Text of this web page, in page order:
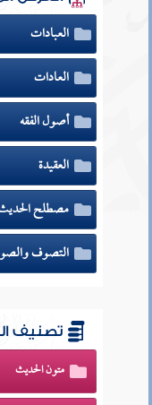
العبادات
العادات
أصول الفقه
العقيدة
مصطلح
التصوف
تصنيف
متون الحديث